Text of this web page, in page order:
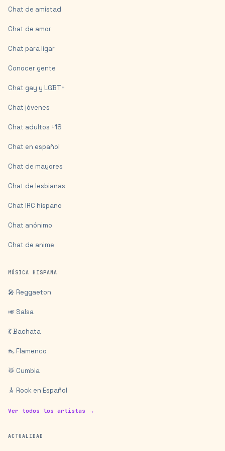
Chat de amistad
Chat de amor
Chat para ligar
Conocer gente
Chat gay y LGBT+
Chat jóvenes
Chat adultos +18
Chat en español
Chat de mayores
Chat de lesbianas
Chat IRC hispano
Chat anónimo
Chat de anime
MÚSICA HISPANA
🎤 Reggaeton
🎺 Salsa
💃 Bachata
👠 Flamenco
🥁 Cumbia
🎸 Rock en Español
Ver todos los artistas →
ACTUALIDAD